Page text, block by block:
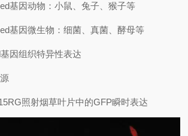
基因动物：小鼠、兔子、猴子等
基因微生物：细菌、真菌、酵母等
因组织特异性表达
照射烟草叶片中的GFP瞬时表达